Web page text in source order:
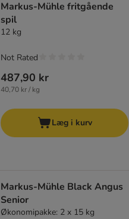
Markus-Mühle fritgående
spil
12 kg
487,90 kr
40,70 kr / kg
Not Rated
Læg i kurv
Markus-Mühle Black Angus
Senior
Økonomipakke: 2 x 15 kg